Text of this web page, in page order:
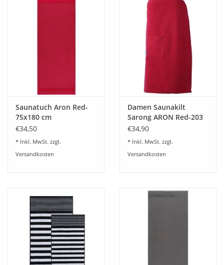
Saunatuch Aron Red-
75x180 cm
€34,50
* Inkl. MwSt. zzgl.
Versandkosten
Damen Saunakilt
Sarong ARON Red-203
€34,90
* Inkl. MwSt. zzgl.
Versandkosten